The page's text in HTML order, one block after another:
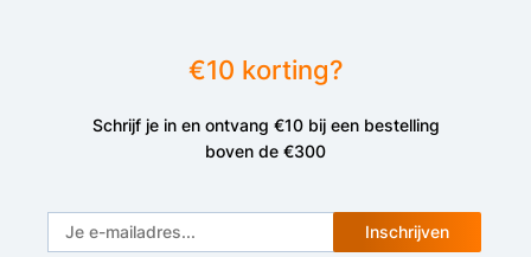
€10 korting?
Schrijf je in en ontvang €10 bij een bestelling
boven de €300
Inschrijven